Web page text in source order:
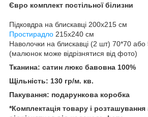
Євро комплект постільної білизни
Підковдра на блискавці 200x215 см
Простирадло 215x240 см
Наволочки на блискавці (2 шт) 70*70
(малюнок може відрізнятися від фото)
Тканина: сатин люкс бавовна 100%
Щільність: 130 гр/м. кв.
Пакування: подарункова коробка
*Комплектація товару і